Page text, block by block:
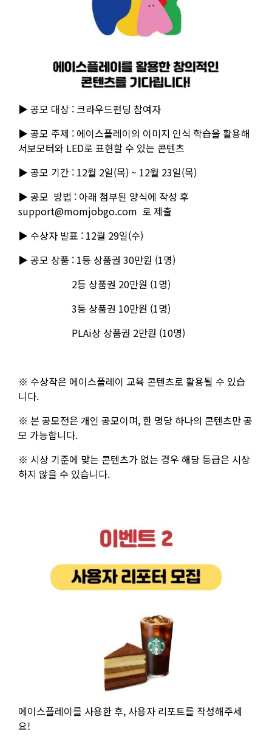
▶ 공모 대상 : 크라우드펀딩 참여자
▶ 공모 주제 : 에이스플레이의 이미지 인식 학습을 활용해
서보모터와 LED로 표현할 수 있는 콘텐츠
▶ 공모 기간 : 12월 2일(목) ~ 12월 23일(목)
▶ 공모 방법 : 아래 첨부된 양식에 작성 후
support@momjobgo.com 로 제출
▶ 수상자 발표 : 12월 29일(수)
▶ 공모 상품 : 1등 상품권 30만원 (1명)
2등 상품권 20만원 (1명)
3등 상품권 10만원 (1명)
PLAi상 상품권 2만원 (10명)
※ 수상작은 에이스플레이 교육 콘텐츠로 활용될 수 있습
니다.
※ 본 공모전은 개인 공모이며, 한 명당 하나의 콘텐츠만 공
모 가능합니다.
※ 시상 기준에 맞는 콘텐츠가 없는 경우 해당 등급은 시상
하지 않을 수 있습니다.
에이스플레이를 사용한 후, 사용자 리포트를 작성해주세
요!